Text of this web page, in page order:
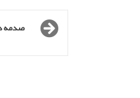
صدمه